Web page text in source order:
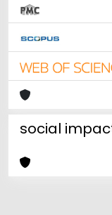
social